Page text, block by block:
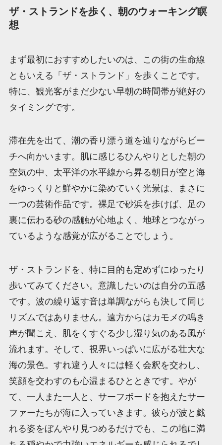
ザ・ストランドを歩く、朝のウォーキング瞑
想
まず最初におすすめしたいのは、この街の生命線
ともいえる「ザ・ストランド」を歩くことです。
特に、観光客がまだ少ない早朝の時間帯が絶好の
タイミングです。
滞在先を出て、潮の香り漂う道を辿りながらビー
チへ向かいます。肌に感じるひんやりとした朝の
空気の中、太平洋の水平線から昇る朝日が空と海
をゆっくりと鮮やかに染めていく光景は、まさに
一つの芸術作品です。裸足で砂浜を歩けば、足の
裏に伝わる砂の感触が心地よく、地球とつながっ
ているような感覚が広がることでしょう。
ザ・ストランドを、特に目的も定めずにゆったり
歩いてみてください。意識したいのは自分の五感
です。波の繰り返す音は単調ながらも決して同じ
リズムではありません。遠方からはカモメの鳴き
声が聞こえ、肌をくすぐる少し湿り気のある風が
流れます。そして、視界いっぱいに広がる壮大な
海の景色。すれ違う人々には軽く会釈を交わし、
笑顔を交わすのも心温まるひとときです。やが
て、一人また一人と、サーフボードを抱えたサー
ファーたちが海に入っていきます。彼らが波と戯
れる姿をぼんやり見つめるだけでも、この地に満